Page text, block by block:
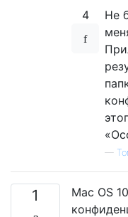
4
Не
—
1
Mac OS